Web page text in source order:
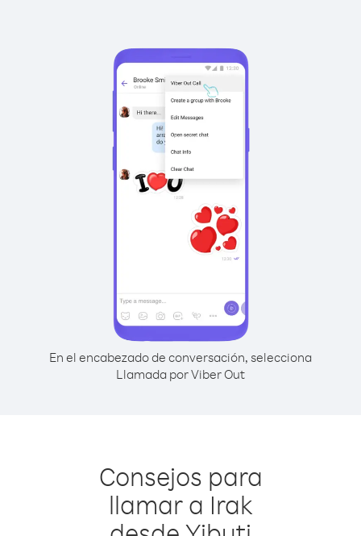
En el encabezado de conversación, selecciona
Llamada por Viber Out
Consejos para
llamar a Irak